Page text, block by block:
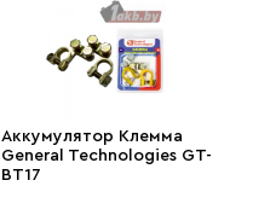
Аккумулятор Клемма
General Technologies GT-
BT17